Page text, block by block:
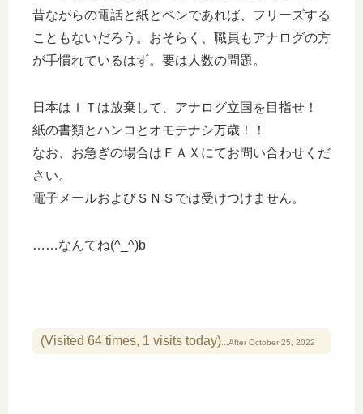
昔ながらの電話と紙とペンであれば、フリーズする
こともないだろう。おそらく、職員もアナログの方
が手慣れているはず。要は人数の問題。
日本はＩＴは放棄して、アナログ立国を目指せ！
紙の書類とハンコとオモテナシ万歳！！
なお、お急ぎの場合はＦＡＸにてお問い合わせくだ
さい。
電子メールおよびＳＮＳでは受けつけません。
……なんてね(^_^)b
(Visited 64 times, 1 visits today)